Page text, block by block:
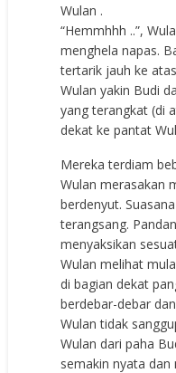
Wulan .
“Hemmhhh ..”,
menghela napas.
tertarik jauh ke
Wulan yakin Budi
yang terangkat (di
dekat ke pantat
Mereka terdiam
Wulan merasakan
berdenyut.
terangsang.
menyaksikan
Wulan melihat
di bagian dekat
berdebar-debar
Wulan tidak
Wulan dari paha
semakin nyata